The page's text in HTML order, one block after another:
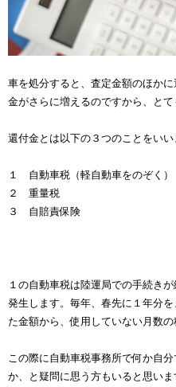
車を処分すると、査定金額のほか
金がさらに増えるのですから、とて
還付金とは以下の３つのことをいい
１ 自動車税（軽自動車をのぞく）
２ 重量税
３ 自賠責保険
１の自動車税は陸運局での手続き
発生します。毎年、春先に１年分
た金額から、使用していない月数の
この際に自動車税事務所で何か自
か、と疑問に思う方もいると思い